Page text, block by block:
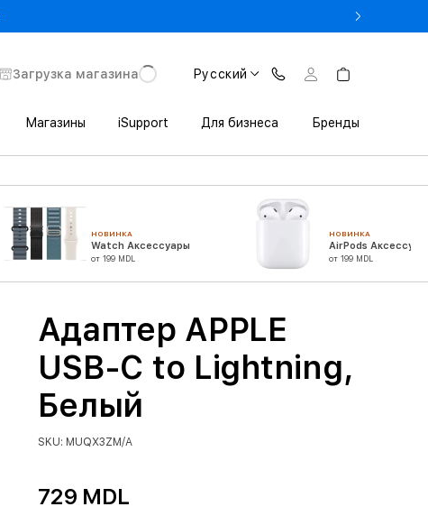
Загрузка магазина Русский
Магазины iSupport Для бизнеса Бренды
НОВИНКА
Watch Аксессуары
от 199 MDL
НОВИНКА
AirPods
от 199 MDL
Адаптер APPLE
USB-C to Lightning,
Белый
SKU: MUQX3ZM/A
729 MDL